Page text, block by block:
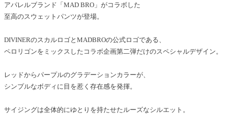
アパレルブランド「MAD BRO」がコラボした
至高のスウェットパンツが登場。
DIVINERのスカルロゴとMADBROの公式ロゴである、
ペロリゴンをミックスしたコラボ企画第二弾だけのスペシャルデザイン。
レッドからパープルのグラデーションカラーが、
シンプルなボディに目を惹く存在感を発揮。
サイジングは全体的にゆとりを持たせたルーズなシルエット。